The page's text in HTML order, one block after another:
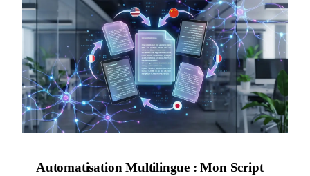
Automatisation Multilingue : Mon Script